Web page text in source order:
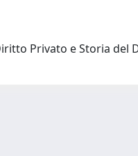
Privato e Storia del